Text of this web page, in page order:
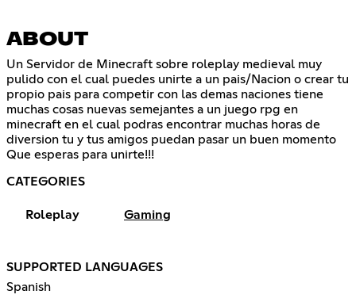
ABOUT
Un Servidor de Minecraft sobre roleplay medieval muy
pulido con el cual puedes unirte a un pais/Nacion o crear tu
propio pais para competir con las demas naciones tiene
muchas cosas nuevas semejantes a un juego rpg en
minecraft en el cual podras encontrar muchas horas de
diversion tu y tus amigos puedan pasar un buen momento
Que esperas para unirte!!!
CATEGORIES
Roleplay Gaming
SUPPORTED LANGUAGES
Spanish